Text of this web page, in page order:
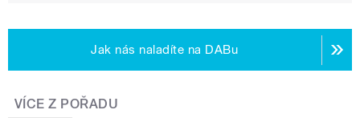
Jak nás naladíte na DABu
VÍCE Z POŘADU